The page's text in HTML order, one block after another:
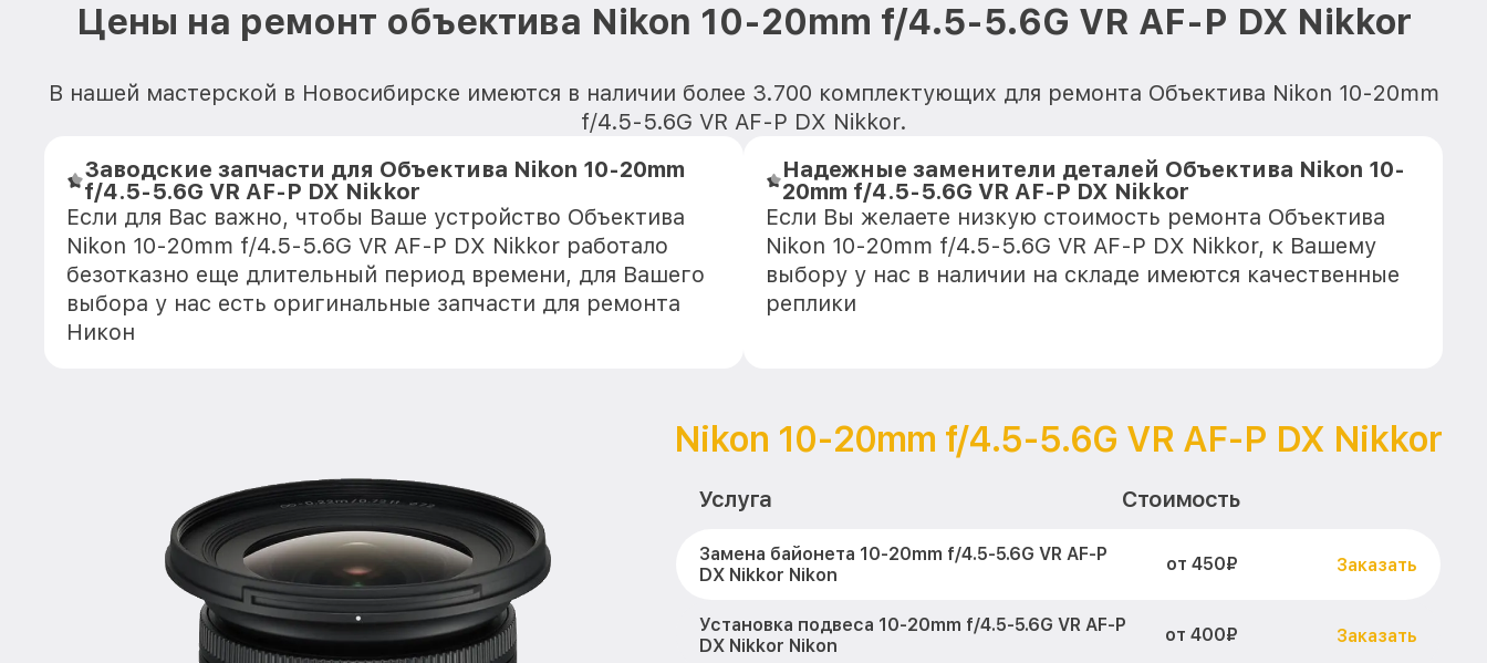
Цены на ремонт объектива Nikon 10-20mm f/4.5-5.6G VR AF-P DX Nikkor
В нашей мастерской в Новосибирске имеются в наличии более 3.700 комплектующих для ремонта Объектива Nikon 10-20mm
f/4.5-5.6G VR AF-P DX Nikkor.
Заводские запчасти для Объектива Nikon 10-20mm
f/4.5-5.6G VR AF-P DX Nikkor
Если для Вас важно, чтобы Ваше устройство Объектива
Nikon 10-20mm f/4.5-5.6G VR AF-P DX Nikkor работало
безотказно еще длительный период времени, для Вашего
выбора у нас есть оригинальные запчасти для ремонта
Никон
Надежные заменители деталей Объектива Nikon 10-
20mm f/4.5-5.6G VR AF-P DX Nikkor
Если Вы желаете низкую стоимость ремонта Объектива
Nikon 10-20mm f/4.5-5.6G VR AF-P DX Nikkor, к Вашему
выбору у нас в наличии на складе имеются качественные
реплики
Nikon 10-20mm f/4.5-5.6G VR AF-P DX Nikkor
Услуга Стоимость
Замена байонета 10-20mm f/4.5-5.6G VR AF-P
DX Nikkor Nikon
от 450₽ Заказать
Установка подвеса 10-20mm f/4.5-5.6G VR AF-P
DX Nikkor Nikon
от 400₽ Заказать